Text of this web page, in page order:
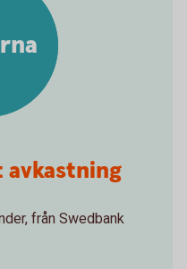
avkastning
från Swedbank